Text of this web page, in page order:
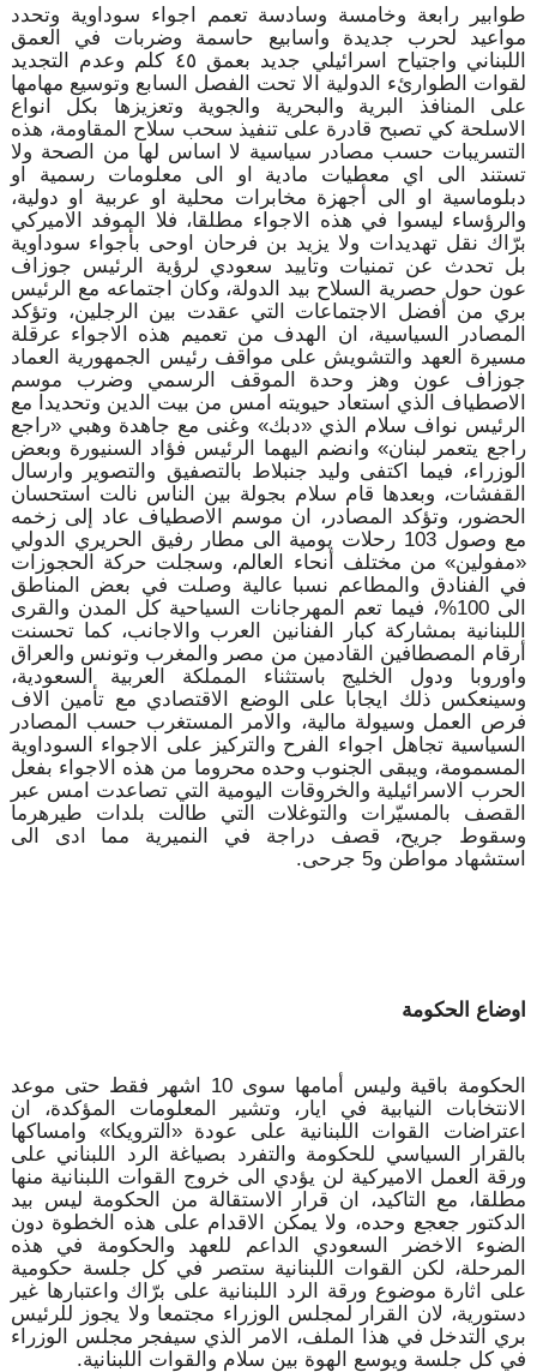
طوابير رابعة وخامسة وسادسة تعمم اجواء سوداوية وتحدد
مواعيد لحرب جديدة واسابيع حاسمة وضربات في العمق
اللبناني واجتياح اسرائيلي جديد بعمق ٤٥ كلم وعدم التجديد
لقوات الطوارئء الدولية الا تحت الفصل السابع وتوسيع مهامها
على المنافذ البرية والبحرية والجوية وتعزيزها بكل انواع
الاسلحة كي تصبح قادرة على تنفيذ سحب سلاح المقاومة، هذه
التسريبات حسب مصادر سياسية لا اساس لها من الصحة ولا
تستند الى اي معطيات مادية او الى معلومات رسمية او
دبلوماسية او الى أجهزة مخابرات محلية او عربية او دولية،
والرؤساء ليسوا في هذه الاجواء مطلقا، فلا الموفد الاميركي
برّاك نقل تهديدات ولا يزيد بن فرحان اوحى بأجواء سوداوية
بل تحدث عن تمنيات وتاييد سعودي لرؤية الرئيس جوزاف
عون حول حصرية السلاح بيد الدولة، وكان اجتماعه مع الرئيس
بري من أفضل الاجتماعات التي عقدت بين الرجلين، وتؤكد
المصادر السياسية، ان الهدف من تعميم هذه الاجواء عرقلة
مسيرة العهد والتشويش على مواقف رئيس الجمهورية العماد
جوزاف عون وهز وحدة الموقف الرسمي وضرب موسم
الاصطياف الذي استعاد حيويته امس من بيت الدين وتحديدا مع
الرئيس نواف سلام الذي «دبك» وغنى مع جاهدة وهبي «راجع
راجع يتعمر لبنان» وانضم اليهما الرئيس فؤاد السنيورة وبعض
الوزراء، فيما اكتفى وليد جنبلاط بالتصفيق والتصوير وارسال
القفشات، وبعدها قام سلام بجولة بين الناس نالت استحسان
الحضور، وتؤكد المصادر، ان موسم الاصطياف عاد إلى زخمه
مع وصول 103 رحلات يومية الى مطار رفيق الحريري الدولي
«مفولين» من مختلف أنحاء العالم، وسجلت حركة الحجوزات
في الفنادق والمطاعم نسبا عالية وصلت في بعض المناطق
الى 100%، فيما تعم المهرجانات السياحية كل المدن والقرى
اللبنانية بمشاركة كبار الفنانين العرب والاجانب، كما تحسنت
أرقام المصطافين القادمين من مصر والمغرب وتونس والعراق
واوروبا ودول الخليج باستثناء المملكة العربية السعودية،
وسينعكس ذلك ايجابا على الوضع الاقتصادي مع تأمين الاف
فرص العمل وسيولة مالية، والامر المستغرب حسب المصادر
السياسية تجاهل اجواء الفرح والتركيز على الاجواء السوداوية
المسمومة، ويبقى الجنوب وحده محروما من هذه الاجواء بفعل
الحرب الاسرائيلية والخروقات اليومية التي تصاعدت امس عبر
القصف بالمسيّرات والتوغلات التي طالت بلدات طيرهرما
وسقوط جريح، قصف دراجة في النميرية مما ادى الى
استشهاد مواطن و5 جرحى.
اوضاع الحكومة
الحكومة باقية وليس أمامها سوى 10 اشهر فقط حتى موعد
الانتخابات النيابية في ايار، وتشير المعلومات المؤكدة، ان
اعتراضات القوات اللبنانية على عودة «الترويكا» وامساكها
بالقرار السياسي للحكومة والتفرد بصياغة الرد اللبناني على
ورقة العمل الاميركية لن يؤدي الى خروج القوات اللبنانية منها
مطلقا، مع التاكيد، ان قرار الاستقالة من الحكومة ليس بيد
الدكتور جعجع وحده، ولا يمكن الاقدام على هذه الخطوة دون
الضوء الاخضر السعودي الداعم للعهد والحكومة في هذه
المرحلة، لكن القوات اللبنانية ستصر في كل جلسة حكومية
على اثارة موضوع ورقة الرد اللبنانية على برّاك واعتبارها غير
دستورية، لان القرار لمجلس الوزراء مجتمعا ولا يجوز للرئيس
بري التدخل في هذا الملف، الامر الذي سيفجر مجلس الوزراء
في كل جلسة ويوسع الهوة بين سلام والقوات اللبنانية.